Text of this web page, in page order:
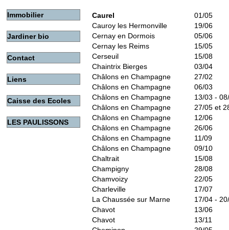
Immobilier
Jardiner bio
Contact
Liens
Caisse des Ecoles
LES PAULISSONS
Caurel
01/05
Cauroy les Hermonville
19/06
Cernay en Dormois
05/06
Cernay les Reims
15/05
Cerseuil
15/08
Chaintrix Bierges
03/04
Châlons en Champagne
27/02
Châlons en Champagne
06/03
Châlons en Champagne
13/03 -
Châlons en Champagne
27/05 et
Châlons en Champagne
12/06
Châlons en Champagne
26/06
Châlons en Champagne
11/09
Châlons en Champagne
09/10
Chaltrait
15/08
Champigny
28/08
Chamvoizy
22/05
Charleville
17/07
La Chaussée sur Marne
17/04 -
Chavot
13/06
Chavot
13/11